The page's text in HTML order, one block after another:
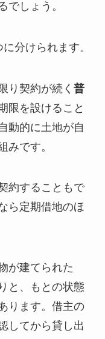
でしょう。
分けられます。
り契約が続く 普
限を設けること
動的に土地が自
みです。
約することもで
ら定期借地のほ
が建てられた
と、もとの状態
ります。借主の
してから貸し出